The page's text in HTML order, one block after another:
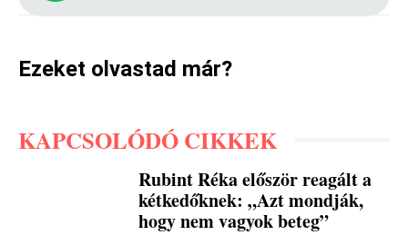
Ezeket olvastad már?
KAPCSOLÓDÓ CIKKEK
Rubint Réka először reagált a
kétkedőknek: „Azt mondják,
hogy nem vagyok beteg”